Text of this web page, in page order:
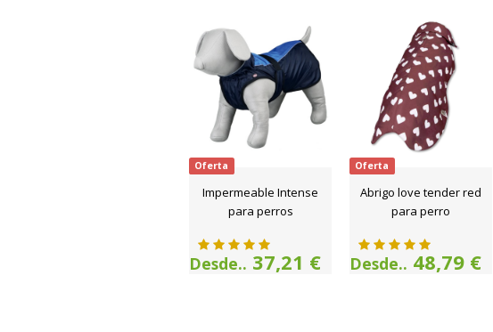
Oferta
Impermeable Intense
para perros
Desde.. 37,21 €
Oferta
Abrigo love tender red
para perro
Desde.. 48,79 €